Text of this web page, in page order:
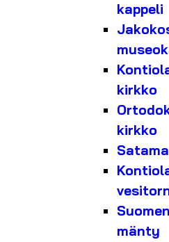
kappeli
kirkko
kirkko
Satama
mänty